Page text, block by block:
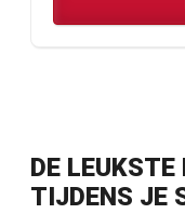
DE
TIJDENS JE